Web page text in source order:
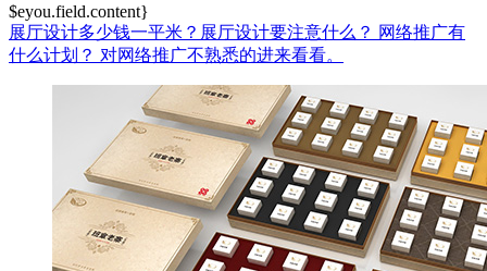
$eyou.field.content}
展厅设计多少钱一平米？展厅设计要注意什么？ 网络推广有
什么计划？ 对网络推广不熟悉的进来看看。